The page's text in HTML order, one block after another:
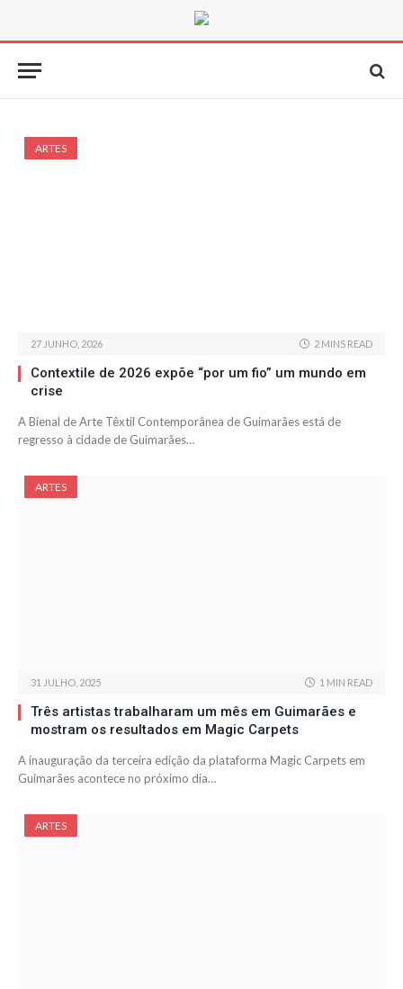
ARTES
27 JUNHO, 2026 2 MINS READ
Contextile de 2026 expõe “por um fio” um mundo em
crise
A Bienal de Arte Têxtil Contemporânea de Guimarães está de
regresso à cidade de Guimarães…
ARTES
31 JULHO, 2025 1 MIN READ
Três artistas trabalharam um mês em Guimarães e
mostram os resultados em Magic Carpets
A inauguração da terceira edição da plataforma Magic Carpets em
Guimarães acontece no próximo dia…
ARTES